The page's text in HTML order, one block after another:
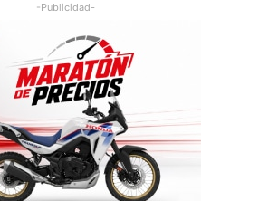
-Publicidad-